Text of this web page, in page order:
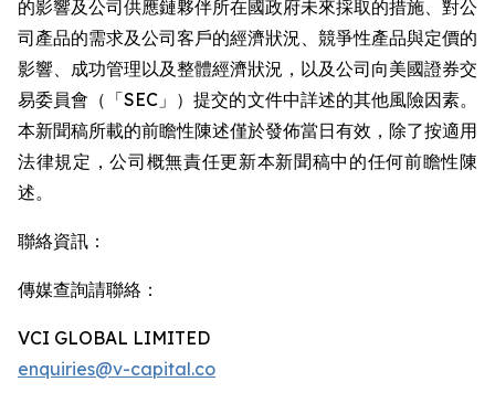
的影響及公司供應鏈夥伴所在國政府未來採取的措施、對公
司產品的需求及公司客戶的經濟狀況、競爭性產品與定價的
影響、成功管理以及整體經濟狀況，以及公司向美國證券交
易委員會（「SEC」）提交的文件中詳述的其他風險因素。
本新聞稿所載的前瞻性陳述僅於發佈當日有效，除了按適用
法律規定，公司概無責任更新本新聞稿中的任何前瞻性陳
述。
聯絡資訊：
傳媒查詢請聯絡：
VCI GLOBAL LIMITED
enquiries@v-capital.co